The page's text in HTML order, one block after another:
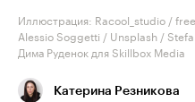
Иллюстрация: Racool_studio /
Alessio Soggetti / Unsplash /
Дима Руденок для Skillbox Media
Катерина Резникова